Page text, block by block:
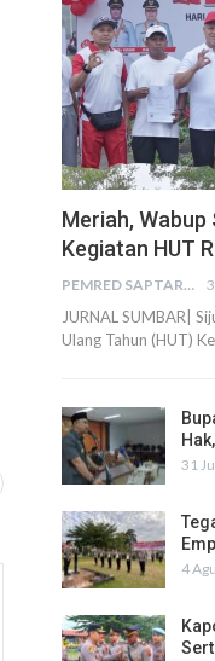
Meriah,
Kegiatan HUT
PEMRED SAPTARIUS
JURNAL SUMBAR|
Ulang Tahun (HUT)
31
4